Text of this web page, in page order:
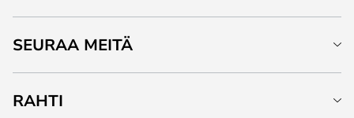
SEURAA MEITÄ
RAHTI